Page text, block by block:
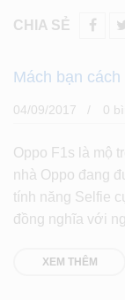
CHIA SẺ
Mách bạn
04/09/2017 0
Oppo F1s là mộ
nhà Oppo đang
tính năng Selfie
đồng nghĩa với
XEM THÊM